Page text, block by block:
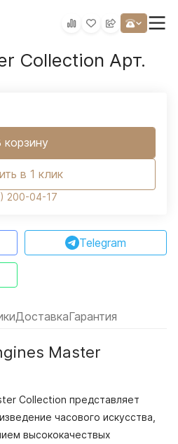
Collection Арт.
корзину
в 1 клик
200-04-17
Telegram
ДоставкаГарантия
Master
Collection представляет
часового искусства,
высококачествых